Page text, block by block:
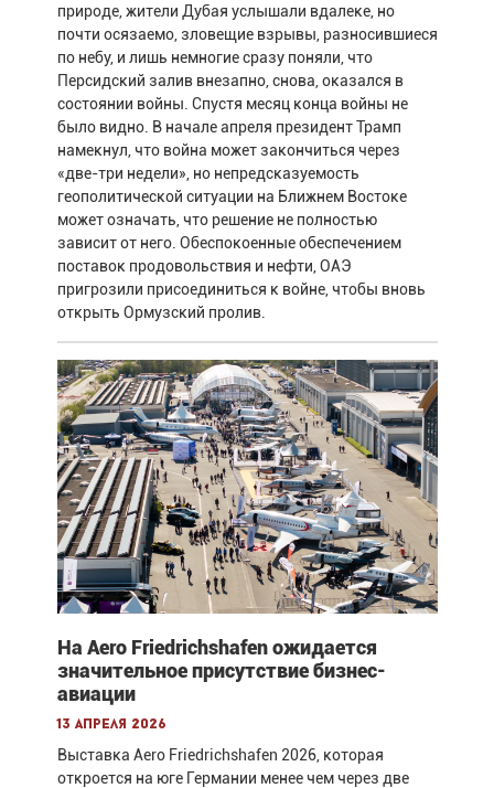
природе, жители Дубая услышали вдалеке, но
почти осязаемо, зловещие взрывы, разносившиеся
по небу, и лишь немногие сразу поняли, что
Персидский залив внезапно, снова, оказался в
состоянии войны. Спустя месяц конца войны не
было видно. В начале апреля президент Трамп
намекнул, что война может закончиться через
«две-три недели», но непредсказуемость
геополитической ситуации на Ближнем Востоке
может означать, что решение не полностью
зависит от него. Обеспокоенные обеспечением
поставок продовольствия и нефти, ОАЭ
пригрозили присоединиться к войне, чтобы вновь
открыть Ормузский пролив.
На Aero Friedrichshafen ожидается
значительное присутствие бизнес-
авиации
13 апреля 2026
Выставка Aero Friedrichshafen 2026, которая
откроется на юге Германии менее чем через две